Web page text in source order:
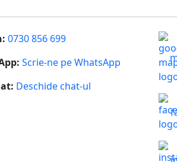
0730 856 699
Scrie-ne pe WhatsApp
Deschide chat-ul